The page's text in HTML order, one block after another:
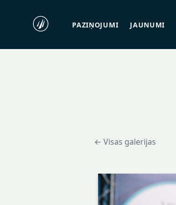
PAZIŅOJUMI JAUNUMI
← Visas galerijas